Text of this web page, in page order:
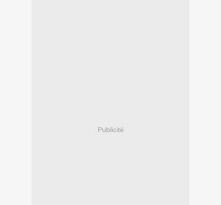
Publicité